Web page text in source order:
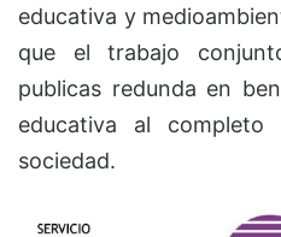
educativa y
que el trabajo
publicas redunda en
educativa al
sociedad.